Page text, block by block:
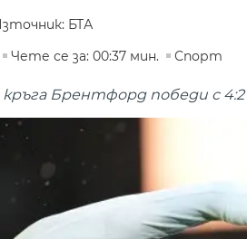
БТА
Чете се за: 00:37 мин. Спорт
Брентфорд победи с